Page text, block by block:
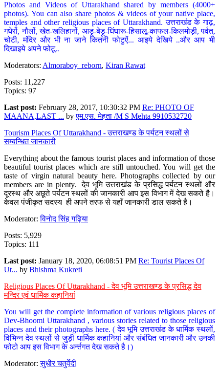
Photos and Videos of Uttarakhand shared by members (4000+
photos). You can also share photos & videos of your native place,
temples and other religious places of Uttarakhand. उत्तराखंड के गाढ़,
गधेरों, नौलों, खेत-खलिहानों, आड़ू-बेड़ू-घिंघारू-हिसालू-काफल-किलमोड़ी, पर्वत,
चोटी, मंदिर और भी ना जाने कितनी फोटुऐं... आइये देखिये ..और आप भी
दिखाइये अपने फोटू..
Moderators: Almoraboy_reborn, Kiran Rawat
Posts: 11,227
Topics: 97
Last post: February 28, 2017, 10:30:32 PM Re: PHOTO OF
MAANA,LAST ... byएम.एस. मेहता /M S Mehta 9910532720
Tourism Places Of Uttarakhand - उत्तराखण्ड के पर्यटन स्थलों से
सम्बन्धित जानकारी
Everything about the famous tourist places and information of those
beautiful tourist places which are still untouched. You will get the
taste of virgin natural beauty here. Photographs collected by our
members are in plenty. देव भूमि उत्तराखंड के प्रसिद्ध पर्यटन स्थलों और
दूरस्थ और अछूते पर्यटन स्थलों की जानकारी आप इस विभाग में देख सकते है।
केवल पंजीकृत सदस्य ही अपने तरफ से यहाँ जानकारी डाल सकते है।
Moderator:विनोद सिंह गढ़िया
Posts: 5,929
Topics: 111
Last post: January 18, 2020, 06:08:51 PM Re: Tourist Places Of
Ut... by Bhishma Kukreti
Religious Places Of Uttarakhand - देव भूमि उत्तराखण्ड के प्रसिद्ध देव
मन्दिर एवं धार्मिक कहानियां
You will get the complete information of various religious places of
Dev-Bhoomi Uttarakhand , various stories related to those religious
places and their photographs here. ( देव भूमि उत्तराखंड के धार्मिक स्थलों,
विभिन्न देव स्थलों से जुड़ी धार्मिक कहानियां और संबंधित जानकारी और उनकी
फोटो आप इस विभाग के अर्न्तगत देख सकते है।)
Moderator:सुधीर चतुर्वेदी